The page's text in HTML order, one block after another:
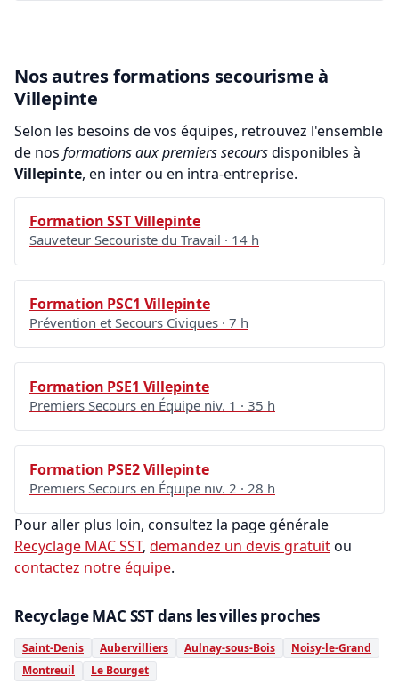
Nos autres formations secourisme à
Villepinte
Selon les besoins de vos équipes, retrouvez l'ensemble
de nos formations aux premiers secoursdisponibles à
Villepinte, en inter ou en intra-entreprise.
Formation SST Villepinte
Sauveteur Secouriste du Travail · 14 h
Formation PSC1 Villepinte
Prévention et Secours Civiques · 7 h
Formation PSE1 Villepinte
Premiers Secours en Équipe niv. 1 · 35 h
Formation PSE2 Villepinte
Premiers Secours en Équipe niv. 2 · 28 h
Pour aller plus loin, consultez la page générale
Recyclage MAC SST, demandez un devis gratuitou
contactez notre équipe.
Recyclage MAC SST dans les villes proches
Saint-Denis Aubervilliers Aulnay-sous-Bois
Noisy-le-Grand
Montreuil
Le Bourget